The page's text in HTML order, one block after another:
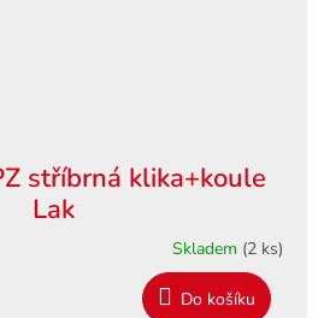
stříbrná klika+koule
Lak
Skladem (2 ks)
Do košíku